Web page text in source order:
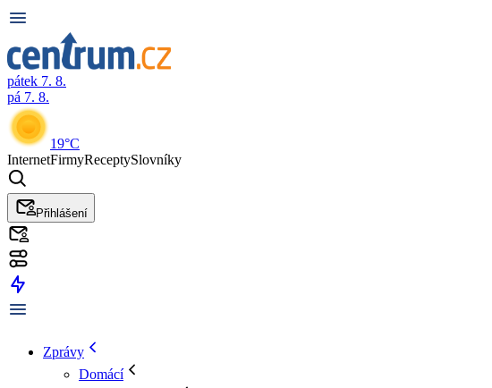
pátek 7. 8.
pá 7. 8.
19°C
InternetFirmyReceptySlovníky
Přihlášení
Zprávy
Domácí